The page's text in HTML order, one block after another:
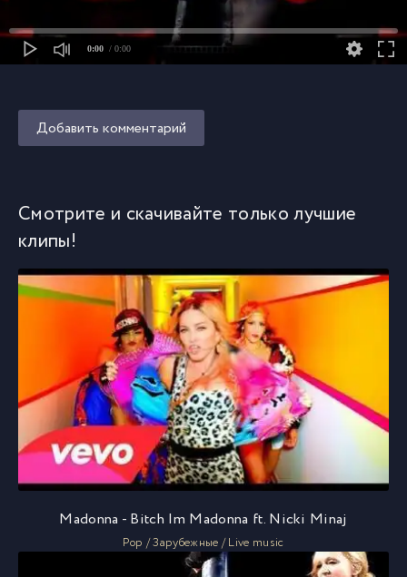
0:00 / 0:00
Добавить комментарий
Смотрите и скачивайте только лучшие
клипы!
Madonna - Bitch Im Madonna ft. Nicki Minaj
Pop / Зарубежные / Live music